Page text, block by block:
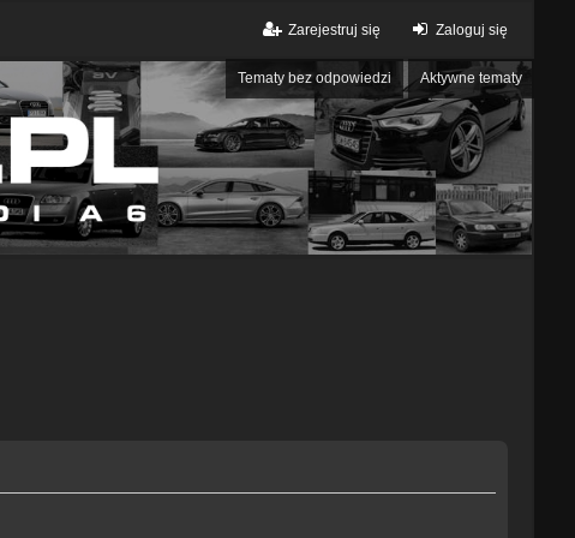
Zaloguj się
Zarejestruj się
Tematy bez odpowiedzi Aktywne tematy